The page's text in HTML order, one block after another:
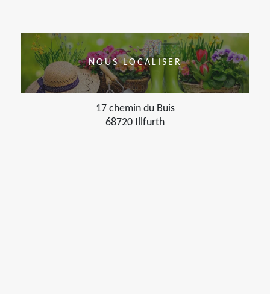
NOUS LOCALISER
17 chemin du Buis
68720 Illfurth